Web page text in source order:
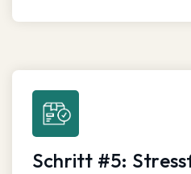
Schritt #5: